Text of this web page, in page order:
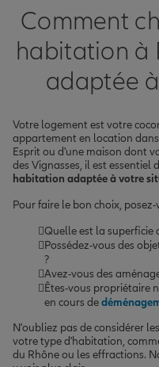
Comment
habitation à
adaptée
Votre logement est votre
appartement en location
Esprit ou d'une maison dont
des Vignasses, il est essentiel
habitation adaptée à votre
Pour faire le bon choix,
Quelle est la superficie
Possédez-vous des
?
Avez-vous des
Êtes-vous propriétaire
en cours de
N'oubliez pas de considérer
votre type d'habitation,
du Rhône ou les effractions.